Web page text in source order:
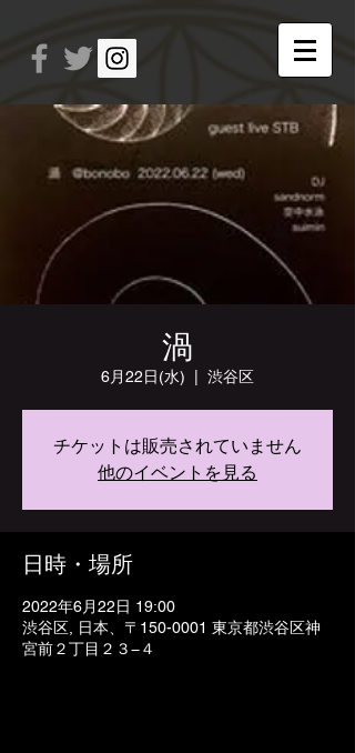
渦
6月22日(水) 渋谷区
チケットは販売されていません
他のイベントを見る
日時・場所
2022年6月22日 19:00
渋谷区, 日本、〒150-0001 東京都渋谷区神
宮前２丁目２３−４